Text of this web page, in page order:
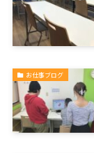
お仕事ブログ